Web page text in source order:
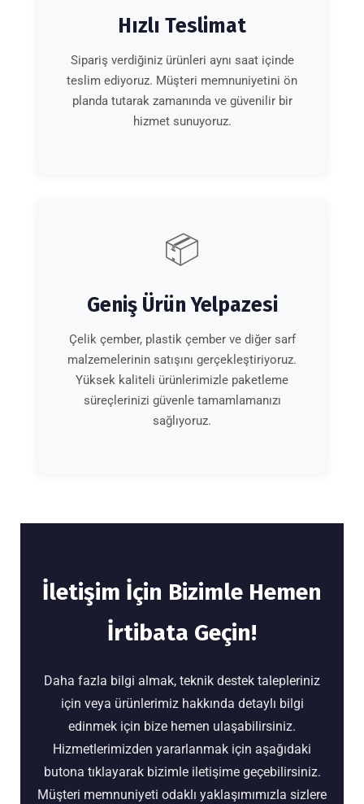
Hızlı Teslimat
Sipariş verdiğiniz ürünleri aynı saat içinde
teslim ediyoruz. Müşteri memnuniyetini ön
planda tutarak zamanında ve güvenilir bir
hizmet sunuyoruz.
📦
Geniş Ürün Yelpazesi
Çelik çember, plastik çember ve diğer sarf
malzemelerinin satışını gerçekleştiriyoruz.
Yüksek kaliteli ürünlerimizle paketleme
süreçlerinizi güvenle tamamlamanızı
sağlıyoruz.
İletişim İçin Bizimle Hemen
İrtibata Geçin!
Daha fazla bilgi almak, teknik destek talepleriniz
için veya ürünlerimiz hakkında detaylı bilgi
edinmek için bize hemen ulaşabilirsiniz.
Hizmetlerimizden yararlanmak için aşağıdaki
butona tıklayarak bizimle iletişime geçebilirsiniz.
Müşteri memnuniyeti odaklı yaklaşımımızla sizlere